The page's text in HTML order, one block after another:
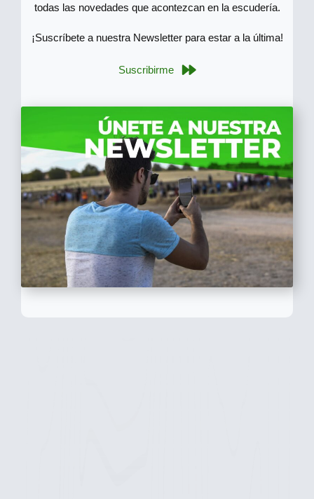
todas las novedades que acontezcan en la escudería.
¡Suscríbete a nuestra Newsletter para estar a la última!
Suscribirme